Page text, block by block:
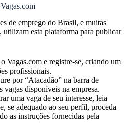
de emprego do Brasil, e muitas
esta plataforma para publicar
Vagas.com e registre-se, criando um
profissionais.
por “Atacadão” na barra de
vagas disponíveis na empresa.
uma vaga de seu interesse, leia
se adequado ao seu perfil, proceda
as instruções fornecidas pela